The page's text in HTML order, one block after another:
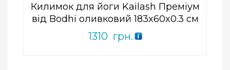
Килимок для йоги Kailash Преміум
від Bodhi оливковий 183x60x0.3 см
1310 грн.